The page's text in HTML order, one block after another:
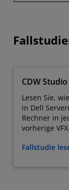
CDW
Lesen Sie,
in Dell
Rechner in
vorherige
Fallstudie